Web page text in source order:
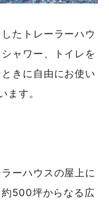
たトレーラーハウ
ャワー、トイレを
きに自由にお使い
ます。
ーハウスの屋上に
500坪からなる広